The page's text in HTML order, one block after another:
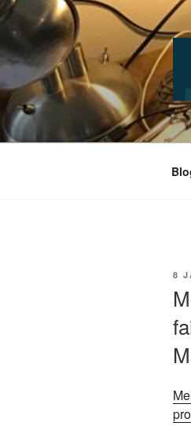
Aller
contenu
principal
8